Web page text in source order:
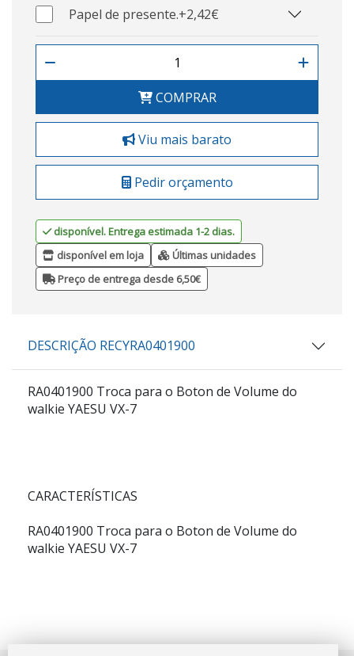
Papel de presente.+2,42€
COMPRAR
Viu mais barato
Pedir orçamento
disponível. Entrega estimada 1-2 dias.
disponível em loja
Últimas unidades
Preço de entrega desde 6,50€
DESCRIÇÃO RECYRA0401900
RA0401900 Troca para o Boton de Volume do
walkie YAESU VX-7
CARACTERÍSTICAS
RA0401900 Troca para o Boton de Volume do
walkie YAESU VX-7